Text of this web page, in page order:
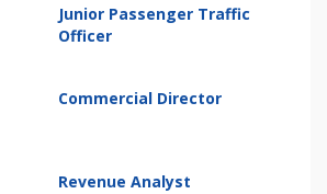
Junior Passenger Traffic
Officer
Commercial Director
Revenue Analyst